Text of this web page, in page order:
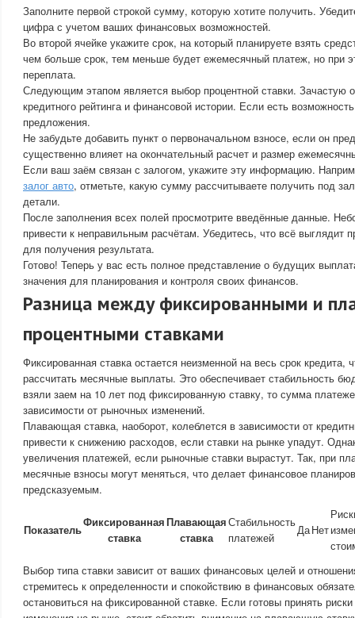
Заполните первой строкой сумму, которую хотите получить.
цифра с учетом ваших финансовых возможностей.
Во второй ячейке укажите срок, на который планируете взять
чем больше срок, тем меньше будет ежемесячный платеж, но при
переплата.
Следующим этапом является выбор процентной ставки. Зачастую
кредитного рейтинга и финансовой истории. Если есть
предложения.
Не забудьте добавить пункт о первоначальном взносе, если он
существенно влияет на окончательный расчет и размер
Если ваш заём связан с залогом, укажите эту информацию.
залог авто, отметьте, какую сумму рассчитываете получить под
детали.
После заполнения всех полей просмотрите введённые данные.
привести к неправильным расчётам. Убедитесь, что всё выглядит
для получения результата.
Готово! Теперь у вас есть полное представление о будущих
значения для планирования и контроля своих финансов.
Разница между фиксированными и
процентными ставками
Фиксированная ставка остается неизменной на весь срок кредита,
рассчитать месячные выплаты. Это обеспечивает стабильность
взяли заем на 10 лет под фиксированную ставку, то сумма
зависимости от рыночных изменений.
Плавающая ставка, наоборот, колеблется в зависимости от
привести к снижению расходов, если ставки на рынке упадут.
увеличения платежей, если рыночные ставки вырастут. Так, при
месячные взносы могут меняться, что делает финансовое
предсказуемым.
Показатель
Фиксированная
ставка
Плавающая
ставка
Стабильность
платежей
ДаНет
Выбор типа ставки зависит от ваших финансовых целей и
стремитесь к определенности и спокойствию в финансовых
остановиться на фиксированной ставке. Если готовы принять